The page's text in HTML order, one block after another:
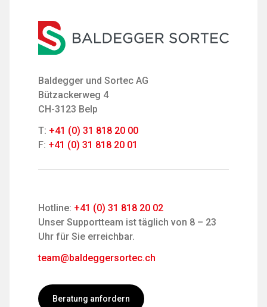
Baldegger und Sortec AG
Bützackerweg 4
CH-3123 Belp
T: +41 (0) 31 818 20 00
F: +41 (0) 31 818 20 01
Hotline: +41 (0) 31 818 20 02
Unser Supportteam ist täglich von 8 – 23
Uhr für Sie erreichbar.
team@baldeggersortec.ch
Beratung anfordern